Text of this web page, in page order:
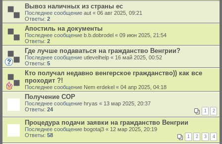
Вывоз наличных из страны ес
Последнее сообщение aut « 06 авг 2025, 09:21
Ответы: 2
Апостиль на документы
Последнее сообщение b.b.dobrodel « 09 июн 2025, 21:54
Ответы: 2
Где лучше подаваться на гражданство Венгрии?
Последнее сообщение utlevelhelp « 16 май 2025, 00:52
Ответы: 5
Кто получал недавно венгерское гражданство)) как все
проходит ?!
Последнее сообщение Nem erdekel « 04 апр 2025, 04:18
Получение СОР
Последнее сообщение hryas « 13 мар 2025, 20:37
Ответы: 24 1 2
Процедура подачи заявки на гражданство Венгрии
Последнее сообщение bogotaj3 « 12 мар 2025, 20:19
Ответы: 58 1 2 3 4